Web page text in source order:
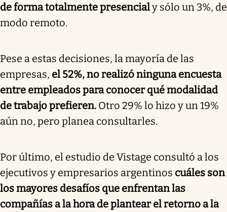
de forma totalmente presencialy sólo un 3%, de
modo remoto.
Pese a estas decisiones, la mayoría de las
empresas, el 52%, no realizó ninguna encuesta
entre empleados para conocer qué modalidad
de trabajo prefieren. Otro 29% lo hizo y un 19%
aún no, pero planea consultarles.
Por último, el estudio de Vistage consultó a los
ejecutivos y empresarios argentinos cuáles son
los mayores desafíos que enfrentan las
compañías a la hora de plantear el retorno a la